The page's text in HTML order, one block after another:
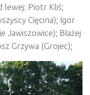
lewej: Piotr Kliś;
Cięcina); Igor
Jawiszowice); Błażej
Grzywa (Grojec);